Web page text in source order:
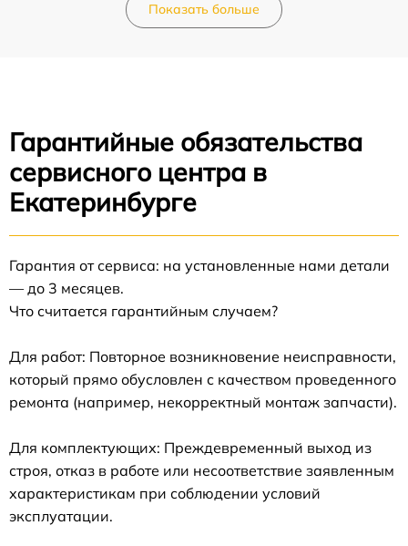
Показать больше
Гарантийные обязательства
сервисного центра в
Екатеринбурге
Гарантия от сервиса: на установленные нами детали
— до 3 месяцев.
Что считается гарантийным случаем?
Для работ: Повторное возникновение неисправности,
который прямо обусловлен с качеством проведенного
ремонта (например, некорректный монтаж запчасти).
Для комплектующих: Преждевременный выход из
строя, отказ в работе или несоответствие заявленным
характеристикам при соблюдении условий
эксплуатации.